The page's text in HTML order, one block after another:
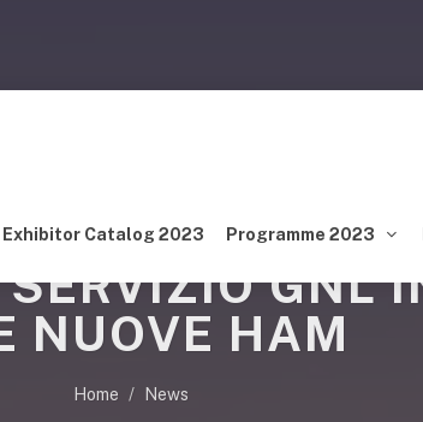
Exhibitor Catalog 2023 Programme 2023
GNL
NUOVE HAM
Home News